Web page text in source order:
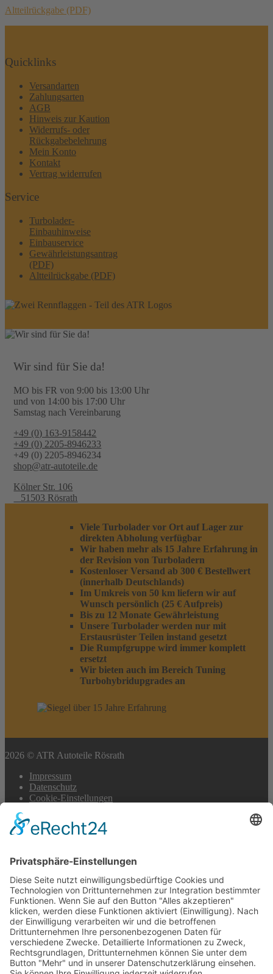
Altteilrückgabe (PDF)
Quicklinks
Versandarten
Zahlungsarten
AGB
Hinweis zur Kaution
Widerrufs- oder
Rückgabebelehrung
Mein Konto
Kontakt
Vertrag widerrufen
Service
Turbolader-
Einbauhinweise
Einbauservice
Gewährleistungsantrag
(PDF)
Altteilrückgabe (PDF)
Wir sind für Sie da!
MO bis FR von 9:00 bis 13:00 Uhr
und von 14:00 bis 17:00 Uhr
Samstag nach Vereinbarung
+49 (0) 163-9158442
+49 (0) 2205-8946233
+49 (0) 2205-8946234
shop@atr-autoteile.de
Kölner Str. 106
51503 Rösrath
Viele Turbolader vor Ort auf Lager zur
direkten Abholung verfügbar
Wir haben mehr als 15 Jahre Erfahrung in
der Revision von Turboladern
Kostenloser Versand ab 300 € Bestellwert
(innerhalb Deutschlands)
Im Umkreis von 50 km liefern wir auf
Wunsch persönlich (25 € Aufpreis)
Bis zu 12 Monate Gewährleistung
Unsere Turbolader werden nur mit
Erstausrüster Teilen instand gesetzt
Die Rumpfgruppe wird immer komplett
ersetzt
Wir bieten auch im Bereich Tuning
Turbohybridupgrades an
2026 © ATR Autoteile Rösrath
Impressum
Datenschutz
Cookie-Einstellungen
Scroll